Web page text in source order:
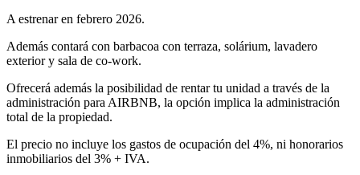
A estrenar en febrero 2026.
Además contará con barbacoa con terraza, solárium, lavadero
exterior y sala de co-work.
Ofrecerá además la posibilidad de rentar tu unidad a través de la
administración para AIRBNB, la opción implica la administración
total de la propiedad.
El precio no incluye los gastos de ocupación del 4%, ni honorarios
inmobiliarios del 3% + IVA.